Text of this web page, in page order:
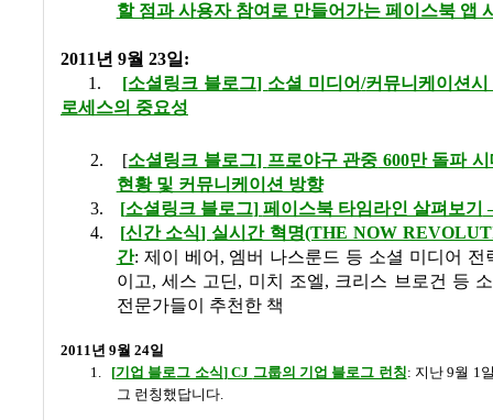
할 점과 사용자 참여로 만들어가는 페이스북 앱
2011년 9월 23일:
1.
[소셜링크 블로그] 소셜 미디어/커뮤니케이션
로세스의 중요성
2. [소셜링크 블로그] 프로야구 관중 600만 돌파 시
현황 및 커뮤니케이션 방향
3.
[소셜링크 블로그] 페이스북 타임라인 살펴보기
4.
[신간 소식] 실시간 혁명(THE NOW
간: 제이 베어 , 엠버 나스룬드 등 소셜 미디어 전
이고, 세스 고딘, 미치 조엘, 크리스 브로건 등
전문가들이 추천한 책
2011년 9월 24일
1.
[기업 블로그 소식] CJ 그룹의 기업 블로그 런칭: 지난9월 1
그 런칭했답니다.